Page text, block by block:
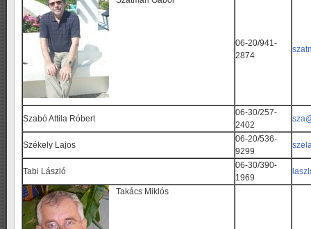
06-20/941-
2874
Szabó Attila Róbert
06-30/257-
2402
Székely Lajos
06-20/536-
9299
Tabi László
06-30/390-
1969
Takács Miklós